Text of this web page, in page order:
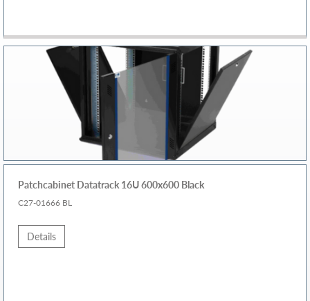
Patchcabinet Datatrack 16U 600x600 Black
C27-01666 BL
Details